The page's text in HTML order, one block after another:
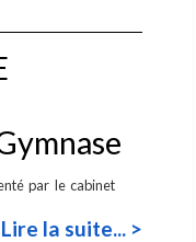
par le cabinet
Lire la suite... >